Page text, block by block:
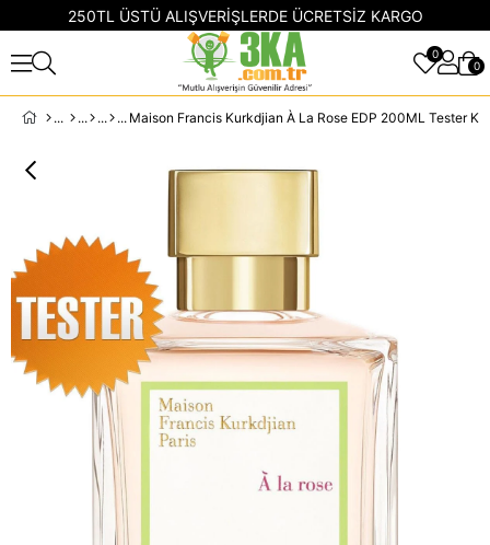
250TL ÜSTÜ ALIŞVERİŞLERDE ÜCRETSİZ KARGO
0
0